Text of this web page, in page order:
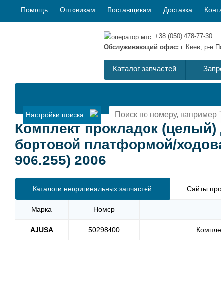
Помощь Оптовикам Поставщикам Доставка
+38 (050) 478-77-30
Обслуживающий офис: г. Киев, р-н
Каталог запчастей
Настройки поиска
Комплект прокладок (целый)
бортовой платформой/
906.255) 2006
Каталоги неоригинальных запчастей Сайты
Марка Номер
AJUSA 50298400